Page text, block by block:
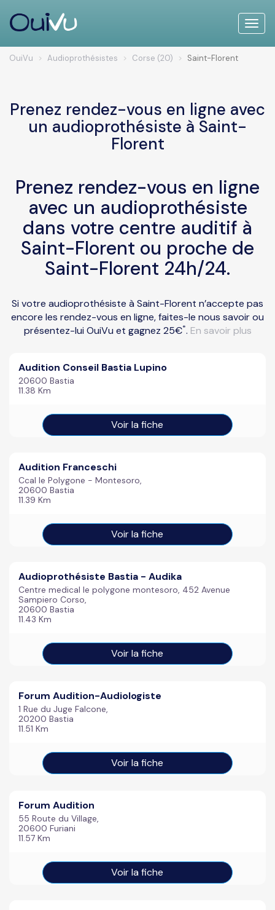
Toggle
OuiVu Audioprothésistes Corse (20) Saint-Florent
Prenez rendez-vous en ligne avec
un audioprothésiste à Saint-
Florent
Prenez rendez-vous en ligne
avec un audioprothésiste
dans votre centre auditif à
Saint-Florent ou proche de
Saint-Florent 24h/24.
Si votre audioprothésiste à Saint-Florent n’accepte pas
encore les rendez-vous en ligne, faites-le nous savoir ou
présentez-lui OuiVu et gagnez 25€*. En savoir plus
Audition Conseil Bastia Lupino
20600 Bastia
11.38 Km
Voir la fiche
Audition Franceschi
Ccal le Polygone - Montesoro,
20600 Bastia
11.39 Km
Voir la fiche
Audioprothésiste Bastia - Audika
Centre medical le polygone montesoro, 452 Avenue
Sampiero Corso,
20600 Bastia
11.43 Km
Voir la fiche
Forum Audition-Audiologiste
1 Rue du Juge Falcone,
20200 Bastia
11.51 Km
Voir la fiche
Forum Audition
55 Route du Village,
20600 Furiani
11.57 Km
Voir la fiche